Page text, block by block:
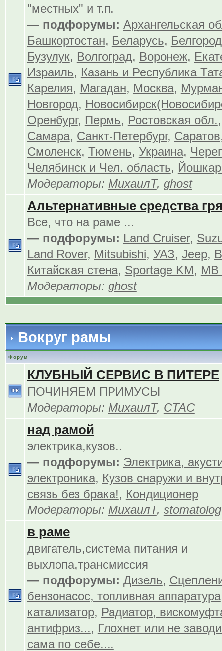
"местных" и т.п.
— подфорумы: Архангельская
Башкортостан, Беларусь,
Бузулук, Волгоград, Воронеж,
Израиль, Казань и Республика
Карелия, Магадан, Москва,
Новгород,
Оренбург, Пермь, Ростовская обл.
Самара, Санкт-Петербург, Саратов
Смоленск, Тюмень, Украина,
Челябинск и Чел. область,
Модераторы: МихаилТ, ghost
Альтернативные средства
Все, что на раме ...
— подфорумы: Land Cruiser,
Land Rover, Mitsubishi, УАЗ, Jeep,
Китайская стена, Sportage KM, MB
Модераторы: ghost
Вокруг рамы
Форум
КЛУБНЫЙ СЕРВИС В ПИТЕРЕ
ПОЧИНЯЕМ ПРИМУСЫ
Модераторы: МихаилТ, CTAC
над рамой
электрика,кузов..
— подфорумы: Электрика,
электроника, Кузов снаружи и
связь без брака!, Кондиционер
Модераторы: МихаилТ, stomatolog
в раме
двигатель,система питания и
выхлопа,трансмиссия
— подфорумы: Дизель,
бензонасос, топливная аппаратура
катализатор, Радиатор,
антифриз..., Глохнет или не
сама по себе....